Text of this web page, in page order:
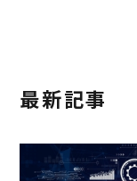
最新記事